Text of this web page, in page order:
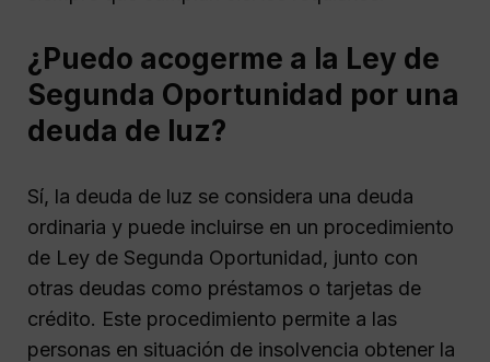
¿Puedo acogerme a la Ley de
Segunda Oportunidad por una
deuda de luz?
Sí, la deuda de luz se considera una deuda
ordinaria y puede incluirse en un procedimiento
de Ley de Segunda Oportunidad, junto con
otras deudas como préstamos o tarjetas de
crédito. Este procedimiento permite a las
personas en situación de insolvencia obtener la